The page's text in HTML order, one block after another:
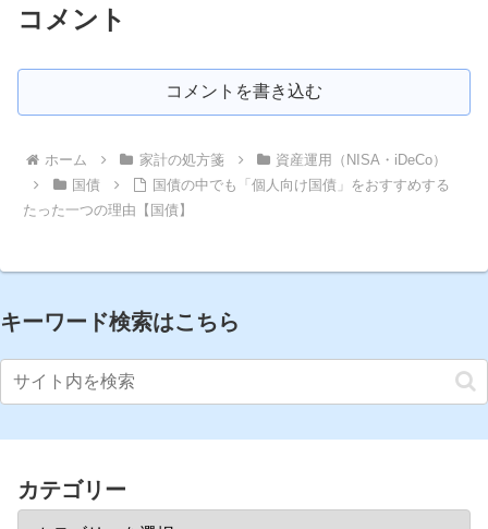
コメント
コメントを書き込む
ホーム 家計の処方箋
資産運用（NISA・iDeCo）
国債
国債の中でも「個人向け国債」をおすすめする
たった一つの理由【国債】
キーワード検索はこちら
カテゴリー